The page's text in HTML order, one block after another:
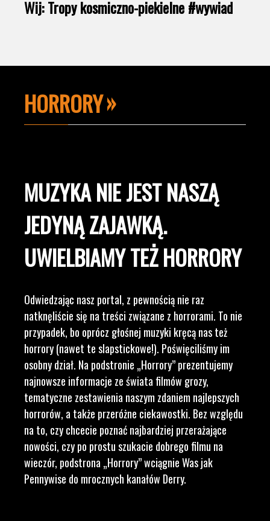
Wij: Tropy kosmiczno-piekielne #wywiad
HORRORY
MUZYKA NIE JEST NASZĄ
JEDYNĄ ZAJAWKĄ.
UWIELBIAMY TEŻ HORRORY
Odwiedzając nasz portal, z pewnością nie raz
natknęliście się na treści związane z horrorami. To nie
przypadek, bo oprócz głośnej muzyki kręcą nas też
horrory (nawet te slapstickowe!). Poświęciliśmy im
osobny dział. Na podstronie „Horrory” prezentujemy
najnowsze informacje ze świata filmów grozy,
tematyczne zestawienia naszym zdaniem najlepszych
horrorów, a także przeróżne ciekawostki. Bez względu
na to, czy chcecie poznać najbardziej przerażające
nowości, czy po prostu szukacie dobrego filmu na
wieczór, podstrona „Horrory” wciągnie Was jak
Pennywise do mrocznych kanałów Derry.